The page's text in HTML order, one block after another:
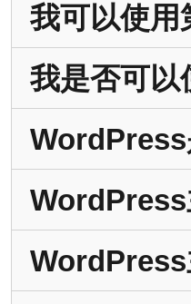
我可以使用
我是否可以
WordPress
WordPress